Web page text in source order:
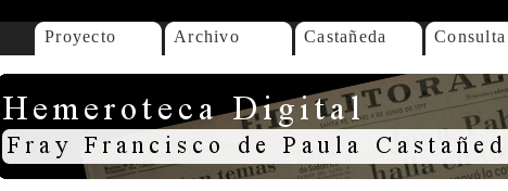
Proyecto Archivo Castañeda Consulta